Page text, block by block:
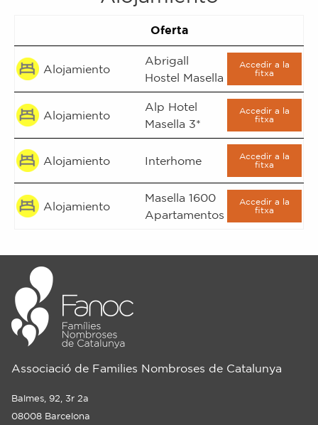
Oferta
Alojamiento
Abrigall
Hostel Masella
Accedir a la
fitxa
Alojamiento
Alp Hotel
Masella 3*
Accedir a la
fitxa
Alojamiento Interhome
Accedir a la
fitxa
Alojamiento
Masella 1600
Apartamentos
Accedir a la
fitxa
Associació de Families Nombroses de Catalunya
Balmes, 92, 3r 2a
08008 Barcelona